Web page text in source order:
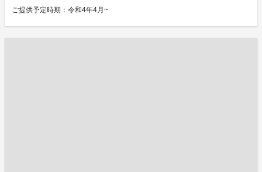
ご提供予定時期：令和4年4月~